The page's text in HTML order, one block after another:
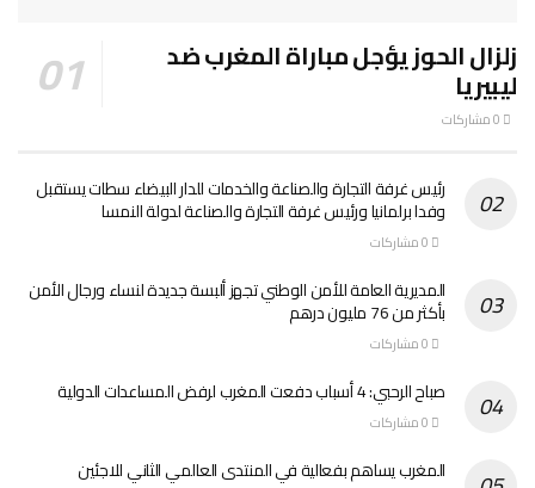
زلزال الحوز يؤجل مباراة المغرب ضد
ليبيريا
رئيس غرفة التجارة والصناعة والخدمات للدار البيضاء سطات يستقبل
وفدا برلمانيا ورئيس غرفة التجارة والصناعة لدولة النمسا
المديرية العامة للأمن الوطني تجهز ألبسة جديدة لنساء ورجال الأمن
بأكثر من 76 مليون درهم
صباح الرحبي: 4 أسباب دفعت المغرب لرفض المساعدات الدولية
المغرب يساهم بفعالية في المنتدى العالمي الثاني للاجئين